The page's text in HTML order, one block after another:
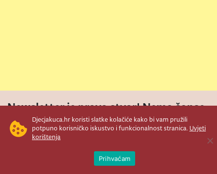
Newsletter je prava stvar! Nema šanse
da vam promakne nešto važno što se
događa u našem veselom životu.
Šaljemo pozive na programe, najvažnije
vijesti, super priče čim se pojave...
Djecjakuca.hr koristi slatke kolačiće kako bi vam pružili
potpuno korisničko iskustvo i funkcionalnost stranica. Uvjeti
korištenja
Prihvaćam